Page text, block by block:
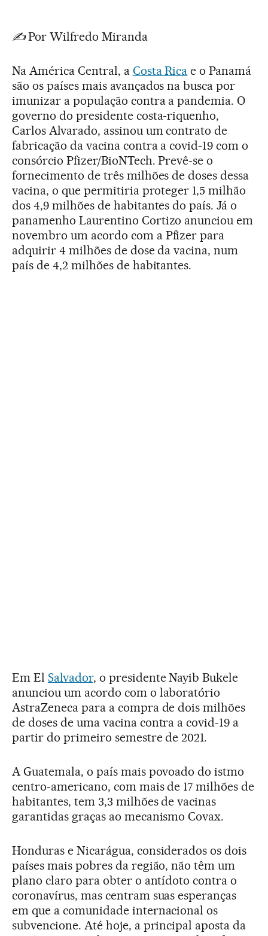
✍️Por Wilfredo Miranda
Na América Central, a Costa Rica e o Panamá
são os países mais avançados na busca por
imunizar a população contra a pandemia. O
governo do presidente costa-riquenho,
Carlos Alvarado, assinou um contrato de
fabricação da vacina contra a covid-19 com o
consórcio Pfizer/BioNTech. Prevê-se o
fornecimento de três milhões de doses dessa
vacina, o que permitiria proteger 1,5 milhão
dos 4,9 milhões de habitantes do país. Já o
panamenho Laurentino Cortizo anunciou em
novembro um acordo com a Pfizer para
adquirir 4 milhões de dose da vacina, num
país de 4,2 milhões de habitantes.
Em El Salvador, o presidente Nayib Bukele
anunciou um acordo com o laboratório
AstraZeneca para a compra de dois milhões
de doses de uma vacina contra a covid-19 a
partir do primeiro semestre de 2021.
A Guatemala, o país mais povoado do istmo
centro-americano, com mais de 17 milhões de
habitantes, tem 3,3 milhões de vacinas
garantidas graças ao mecanismo Covax.
Honduras e Nicarágua, considerados os dois
países mais pobres da região, não têm um
plano claro para obter o antídoto contra o
coronavírus, mas centram suas esperanças
em que a comunidade internacional os
subvencione. Até hoje, a principal aposta da